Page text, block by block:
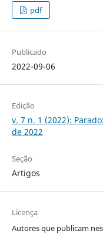
pdf
Publicado
2022-09-06
Edição
v. 7 n. 1 (2022):
de 2022
Seção
Artigos
Licença
Autores que publicam